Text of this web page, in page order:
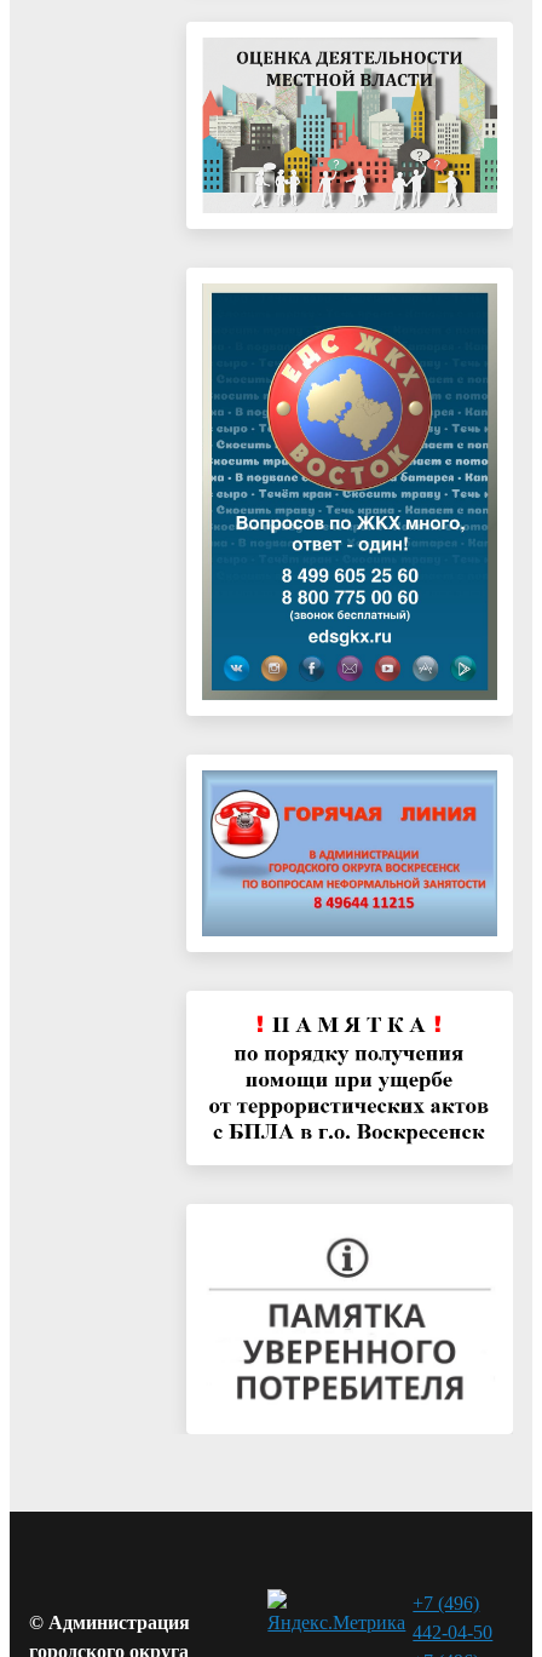
© Администрация
городского округа
+7 (496)
442-04-50